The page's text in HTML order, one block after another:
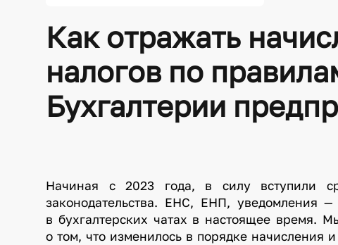
Как отражать
налогов по
Бухгалтерии
Начиная с 2023 года, в силу вступили
законодательства. ЕНС, ЕНП, уведомления
в бухгалтерских чатах в настоящее время.
о том, что изменилось в порядке начисления